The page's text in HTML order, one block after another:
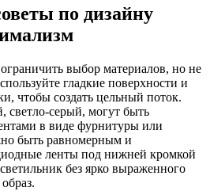
по дизайну
выбор материалов, но не
гладкие поверхности и
чтобы создать цельный поток.
серый, могут быть
в виде фурнитуры или
быть равномерным и
ленты под нижней кромкой
без ярко выраженного